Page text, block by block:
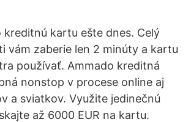
kreditnú kartu ešte dnes. Celý
vám zaberie len 2 minúty a kartu
používať. Ammado kreditná
nonstop v procese online aj
a sviatkov. Využite jedinečnú
až 6000 EUR na kartu.